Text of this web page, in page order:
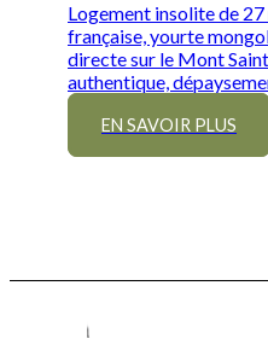
Logement insolite de 27
française, yourte
directe sur le Mont
authentique,
EN SAVOIR PLUS